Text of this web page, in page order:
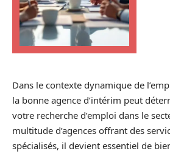
Dans le contexte dynamique de
la bonne agence d’intérim peut
votre recherche d’emploi dans le
multitude d’agences offrant des
spécialisés, il devient essentiel de